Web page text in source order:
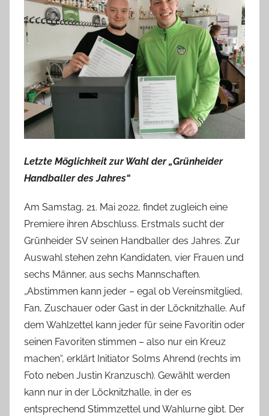
Letzte Möglichkeit zur Wahl der „Grünheider
Handballer des Jahres“
Am Samstag, 21. Mai 2022, findet zugleich eine
Premiere ihren Abschluss. Erstmals sucht der
Grünheider SV seinen Handballer des Jahres. Zur
Auswahl stehen zehn Kandidaten, vier Frauen und
sechs Männer, aus sechs Mannschaften.
„Abstimmen kann jeder – egal ob Vereinsmitglied,
Fan, Zuschauer oder Gast in der Löcknitzhalle. Auf
dem Wahlzettel kann jeder für seine Favoritin oder
seinen Favoriten stimmen – also nur ein Kreuz
machen“, erklärt Initiator Solms Ahrend (rechts im
Foto neben Justin Kranzusch). Gewählt werden
kann nur in der Löcknitzhalle, in der es
entsprechend Stimmzettel und Wahlurne gibt. Der